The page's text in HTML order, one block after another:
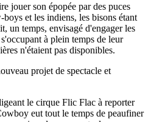
jouer son épopée par des puces
et les indiens, les bisons étant
un temps, envisagé d'engager les
à plein temps de leur
n'étaient pas disponibles.
projet de spectacle et
le cirque Flic Flac à reporter
eut tout le temps de peaufiner